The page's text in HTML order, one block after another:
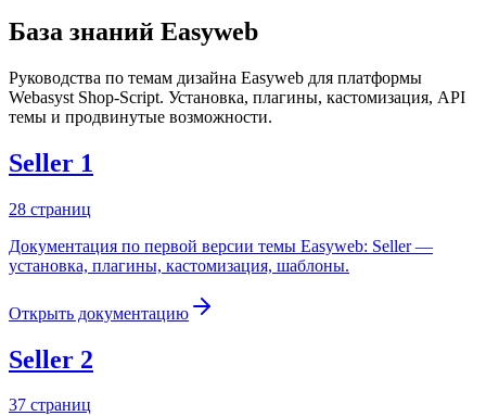
База знаний Easyweb
Руководства по темам дизайна Easyweb для платформы
Webasyst Shop-Script. Установка, плагины, кастомизация, API
темы и продвинутые возможности.
Seller 1
28 страниц
Документация по первой версии темы Easyweb: Seller —
установка, плагины, кастомизация, шаблоны.
Открыть документацию
Seller 2
37 страниц